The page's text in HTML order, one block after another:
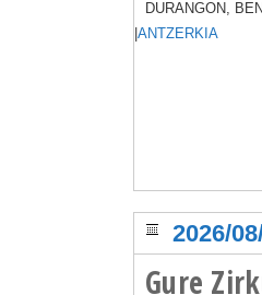
DURANGON,
ANTZERKIA
Gure
2026/